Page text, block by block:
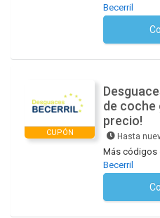
Becerril
CUPÓN
de coche
precio!
Hasta
Más códigos
Becerril